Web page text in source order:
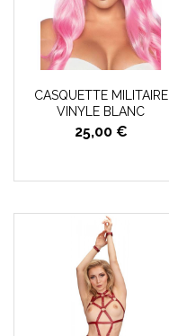
CASQUETTE MILITAIRE
VINYLE BLANC
25,00 €